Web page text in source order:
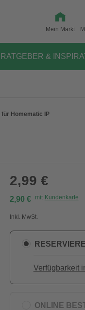
Mein Markt
RATGEBER &
Homematic IP
2,99 €
2,90 € mit Kundenkarte
Inkl. MwSt.
Verfügbarkeit
ONLINE